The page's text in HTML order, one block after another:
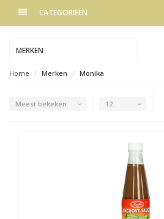
CATEGORIEËN
MERKEN
Home Merken Monika
Meest bekeken 12